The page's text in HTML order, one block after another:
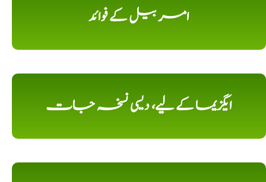
امر بیل کے فوائد
ایگزیما کے لیے، دیسی نسخہ جات